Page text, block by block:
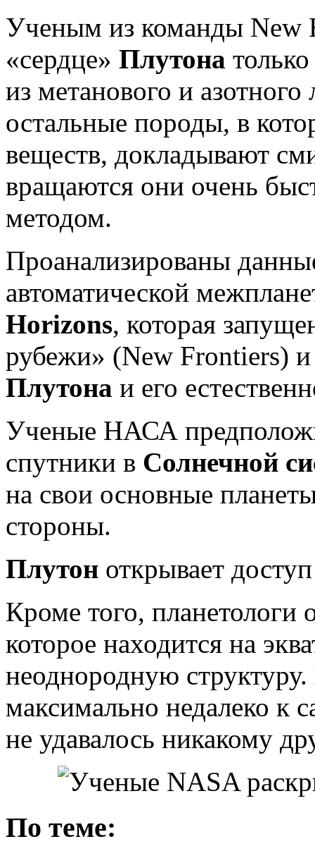
Ученым из команды New
«сердце» Плутона
из метанового и
остальные породы, в
веществ, докладывают
вращаются они очень
методом.
Проанализированы
автоматической
Horizons, которая
рубежи» (New Frontiers) и
Плутона и его
Ученые НАСА
спутники в Солнечной
на свои основные
стороны.
Плутон открывает
Кроме того, планетологи
которое находится на
неоднородную структуру.
максимально недалеко к
не удавалось никакому
По теме: